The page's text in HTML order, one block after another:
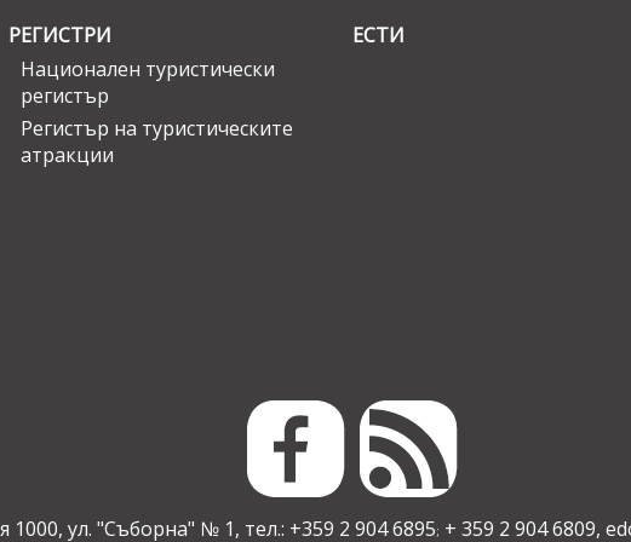
РЕГИСТРИ
Национален туристически
регистър
Регистър на туристическите
атракции
ЕСТИ
ул. "Съборна" № 1, тел.: +359 2 904 6895; + 359 2 904 6809,